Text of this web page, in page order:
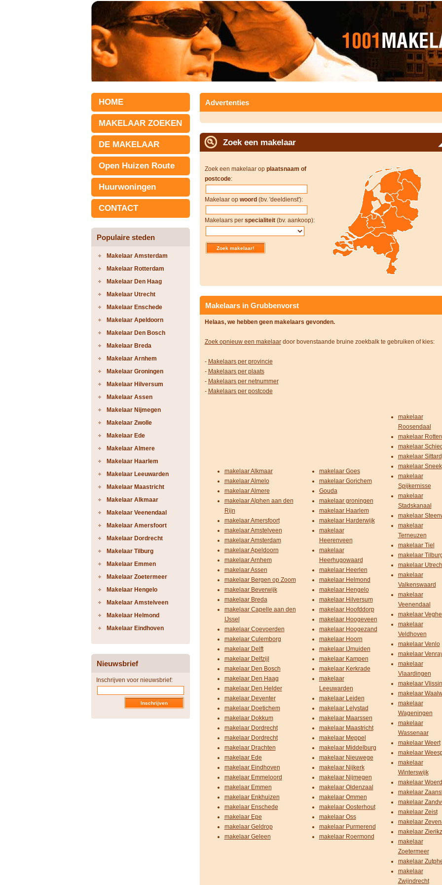
HOME
MAKELAAR ZOEKEN
DE MAKELAAR
Open Huizen Route
Huurwoningen
CONTACT
Populaire steden
Makelaar Amsterdam
Makelaar Rotterdam
Makelaar Den Haag
Makelaar Utrecht
Makelaar Enschede
Makelaar Apeldoorn
Makelaar Den Bosch
Makelaar Breda
Makelaar Arnhem
Makelaar Groningen
Makelaar Hilversum
Makelaar Assen
Makelaar Nijmegen
Makelaar Zwolle
Makelaar Ede
Makelaar Almere
Makelaar Haarlem
Makelaar Leeuwarden
Makelaar Maastricht
Makelaar Alkmaar
Makelaar Veenendaal
Makelaar Amersfoort
Makelaar Dordrecht
Makelaar Tilburg
Makelaar Emmen
Makelaar Zoetermeer
Makelaar Hengelo
Makelaar Amstelveen
Makelaar Helmond
Makelaar Eindhoven
Nieuwsbrief
Inschrijven voor nieuwsbrief:
Advertenties
Zoek een makelaar
Zoek een makelaar op plaatsnaam of
postcode:
Makelaar op woord (bv. 'deeldienst'):
Makelaars per specialiteit(bv. aankoop):
Makelaars in Grubbenvorst
Helaas, we hebben geen makelaars gevonden.
Zoek opnieuw een makelaardoor bovenstaande bruine zoekbalk te gebruiken of kies:
- Makelaars per provincie
- Makelaars per plaats
- Makelaars per netnummer
- Makelaars per postcode
makelaar Alkmaar
makelaar Almelo
makelaar Almere
makelaar Alphen aan den
Rijn
makelaar Amersfoort
makelaar Amstelveen
makelaar Amsterdam
makelaar Apeldoorn
makelaar Arnhem
makelaar Assen
makelaar Bergen op Zoom
makelaar Beverwijk
makelaar Breda
makelaar Capelle aan den
IJssel
makelaar Coevoerden
makelaar Culemborg
makelaar Delft
makelaar Delfzijl
makelaar Den Bosch
makelaar Den Haag
makelaar Den Helder
makelaar Deventer
makelaar Doetichem
makelaar Dokkum
makelaar Dordrecht
makelaar Dordrecht
makelaar Drachten
makelaar Ede
makelaar Eindhoven
makelaar Emmeloord
makelaar Emmen
makelaar Enkhuizen
makelaar Enschede
makelaar Epe
makelaar Geldrop
makelaar Geleen
makelaar Goes
makelaar Gorichem
Gouda
makelaar groningen
makelaar Haarlem
makelaar Harderwijk
makelaar
Heerenveen
makelaar
Heerhugowaard
makelaar Heerlen
makelaar Helmond
makelaar Hengelo
makelaar Hilversum
makelaar Hoofddorp
makelaar Hoogeveen
makelaar Hoogezand
makelaar Hoorn
makelaar IJmuiden
makelaar Kampen
makelaar Kerkrade
makelaar
Leeuwarden
makelaar Leiden
makelaar Lelystad
makelaar Maarssen
makelaar Maastricht
makelaar Meppel
makelaar Middelburg
makelaar Nieuwege
makelaar Nijkerk
makelaar Nijmegen
makelaar Oldenzaal
makelaar Ommen
makelaar Oosterhout
makelaar Oss
makelaar Purmerend
makelaar Roermond
makelaar
Roosendaal
makelaar
makelaar
makelaar Sittard
makelaar Sneek
makelaar
Spijkernisse
makelaar
Stadskanaal
makelaar
makelaar
Terneuzen
makelaar Tiel
makelaar
makelaar
makelaar
Valkenswaard
makelaar
Veenendaal
makelaar Veghel
makelaar
Veldhoven
makelaar Venlo
makelaar
makelaar
Vlaardingen
makelaar
makelaar
makelaar
Wageningen
makelaar
Wassenaar
makelaar Weert
makelaar
makelaar
Winterswijk
makelaar
makelaar
makelaar
makelaar Zeist
makelaar
makelaar
makelaar
Zoetermeer
makelaar
makelaar
Zwijndrecht